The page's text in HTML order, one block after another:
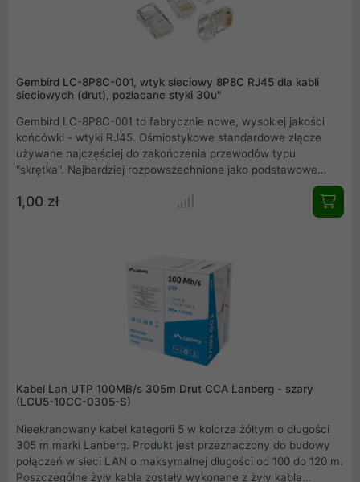
Gembird LC-8P8C-001, wtyk sieciowy 8P8C RJ45 dla kabli
sieciowych (drut), pozłacane styki 30u"
Gembird LC-8P8C-001 to fabrycznie nowe, wysokiej jakości
końcówki - wtyki RJ45. Ośmiostykowe standardowe złącze
używane najczęściej do zakończenia przewodów typu
"skrętka". Najbardziej rozpowszechnione jako podstawowe
złącze do budowy przewodowych sieci komputerowych w
standardzie Ethernet. Końcówki wykonane są z wytrzymałego
1,00 zł
Kabel Lan UTP 100MB/s 305m Drut CCA Lanberg - szary
(LCU5-10CC-0305-S)
Nieekranowany kabel kategorii 5 w kolorze żółtym o długości
305 m marki Lanberg. Produkt jest przeznaczony do budowy
połączeń w sieci LAN o maksymalnej długości od 100 do 120 m.
Poszczególne żyły kabla zostały wykonane z żyły kabla